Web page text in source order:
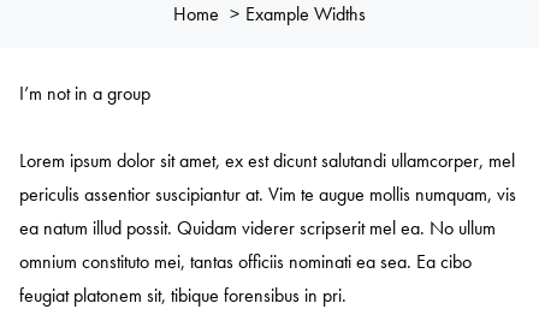
Home Example Widths
I’m not in a group
Lorem ipsum dolor sit amet, ex est dicunt salutandi ullamcorper, mel
periculis assentior suscipiantur at. Vim te augue mollis numquam, vis
ea natum illud possit. Quidam viderer scripserit mel ea. No ullum
omnium constituto mei, tantas officiis nominati ea sea. Ea cibo
feugiat platonem sit, tibique forensibus in pri.